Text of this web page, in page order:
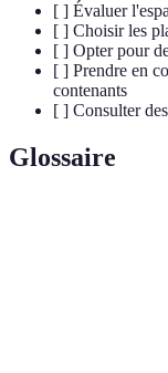
[ ] Évaluer
[ ] Choisir les
[ ] Opter pour
[ ] Prendre en
contenants
[ ] Consulter
Glossaire